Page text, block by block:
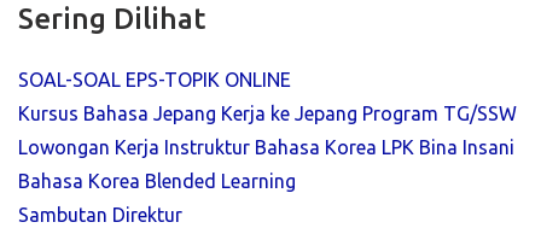
Sering Dilihat
SOAL-SOAL EPS-TOPIK ONLINE
Kursus Bahasa Jepang Kerja ke Jepang Program TG/SSW
Lowongan Kerja Instruktur Bahasa Korea LPK Bina Insani
Bahasa Korea Blended Learning
Sambutan Direktur